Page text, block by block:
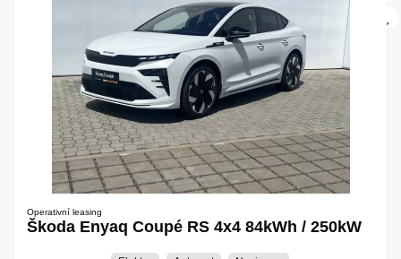
Operativní leasing
Škoda Enyaq Coupé RS 4x4 84kWh / 250kW